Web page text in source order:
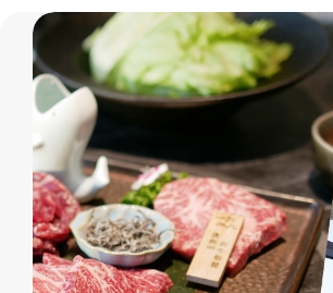
左
營
美
食
推
薦
值
得
被
好
好
款
待，
專
人
桌
邊
代